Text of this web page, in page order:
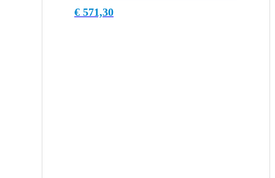
€ 571,30